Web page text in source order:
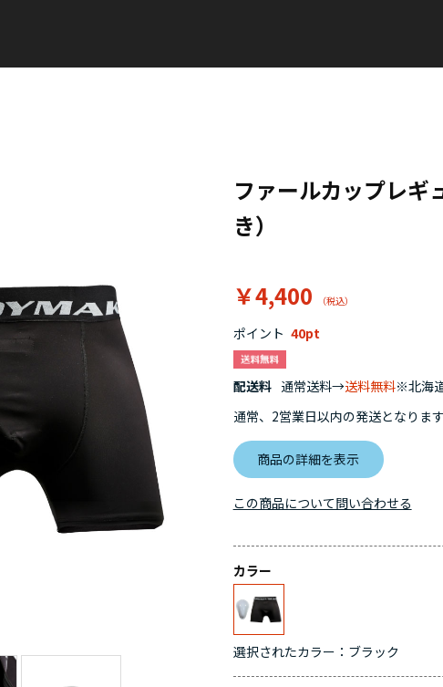
ファールカップレギ
き）
￥4,400
ポイント 40
配送料 通常送料→送料無料※北海
通常、2営業日以内の発送となりま
商品の詳細を表示
カラー
選択されたカラー：ブラック
この商品について問い合わせる